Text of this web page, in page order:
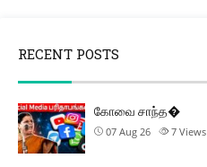
RECENT POSTS
கோவை சாந்த�
07 Aug 26 7 Views